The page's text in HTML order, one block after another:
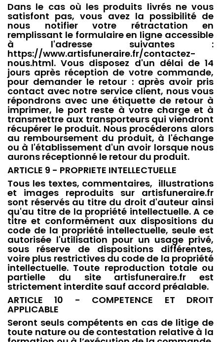
Dans le cas où les produits livrés ne vous
satisfont pas, vous avez la possibilité de
nous notifier votre rétractation en
remplissant le formulaire en ligne accessible
à l'adresse suivantes :
https://www.artisfuneraire.fr/contactez-
nous.html. Vous disposez d'un délai de 14
jours après réception de votre commande,
pour demander le retour : après avoir pris
contact avec notre service client, nous vous
répondrons avec une étiquette de retour à
imprimer, le port reste à votre charge et à
transmettre aux transporteurs qui viendront
récupérer le produit. Nous procéderons alors
au remboursement du produit, à l'échange
ou à l'établissement d'un avoir lorsque nous
aurons réceptionné le retour du produit.
ARTICLE 9 - PROPRIETE INTELLECTUELLE
Tous les textes, commentaires, illustrations
et images reproduits sur artisfuneraire.fr
sont réservés au titre du droit d'auteur ainsi
qu'au titre de la propriété intellectuelle. A ce
titre et conformément aux dispositions du
code de la propriété intellectuelle, seule est
autorisée l'utilisation pour un usage privé,
sous réserve de dispositions différentes,
voire plus restrictives du code de la propriété
intellectuelle. Toute reproduction totale ou
partielle du site artisfuneraire.fr est
strictement interdite sauf accord préalable.
ARTICLE 10 - COMPETENCE ET DROIT
APPLICABLE
Seront seuls compétents en cas de litige de
toute nature ou de contestation relative à la